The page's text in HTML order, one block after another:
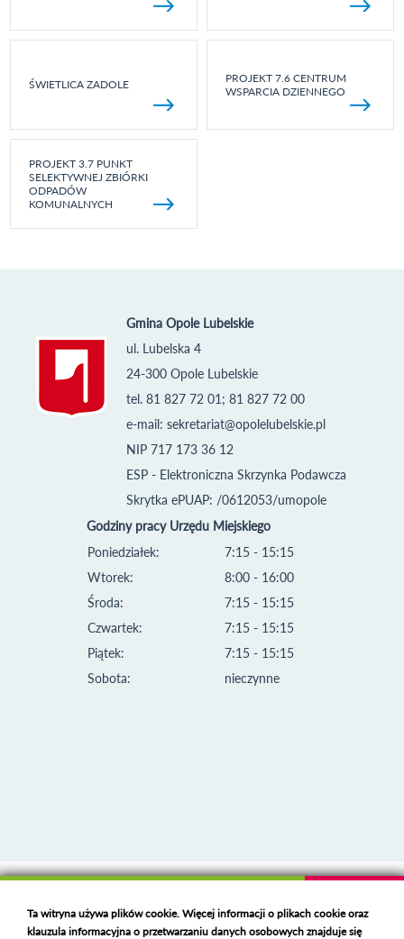
ŚWIETLICA ZADOLE
PROJEKT 7.6 CENTRUM
WSPARCIA DZIENNEGO
PROJEKT 3.7 PUNKT
SELEKTYWNEJ ZBIÓRKI
ODPADÓW
KOMUNALNYCH
Gmina Opole Lubelskie
ul. Lubelska 4
24-300 Opole Lubelskie
tel. 81 827 72 01; 81 827 72 00
e-mail: sekretariat@opolelubelskie.pl
NIP 717 173 36 12
ESP - Elektroniczna Skrzynka Podawcza
Skrytka ePUAP: /0612053/umopole
Godziny pracy Urzędu Miejskiego
Poniedziałek:
Wtorek:
Środa:
Czwartek:
Piątek:
Sobota:
7:15 - 15:15
8:00 - 16:00
7:15 - 15:15
7:15 - 15:15
7:15 - 15:15
nieczynne
Deklaracja dostępności
Ta witryna używa plików cookie. Więcej informacji o plikach cookie oraz
klauzula informacyjna o przetwarzaniu danych osobowych znajduje się